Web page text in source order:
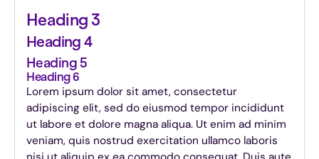
Heading 3
Heading 4
Heading 5
Heading 6
Lorem ipsum dolor sit amet, consectetur
adipiscing elit, sed do eiusmod tempor incididunt
ut labore et dolore magna aliqua. Ut enim ad minim
veniam, quis nostrud exercitation ullamco laboris